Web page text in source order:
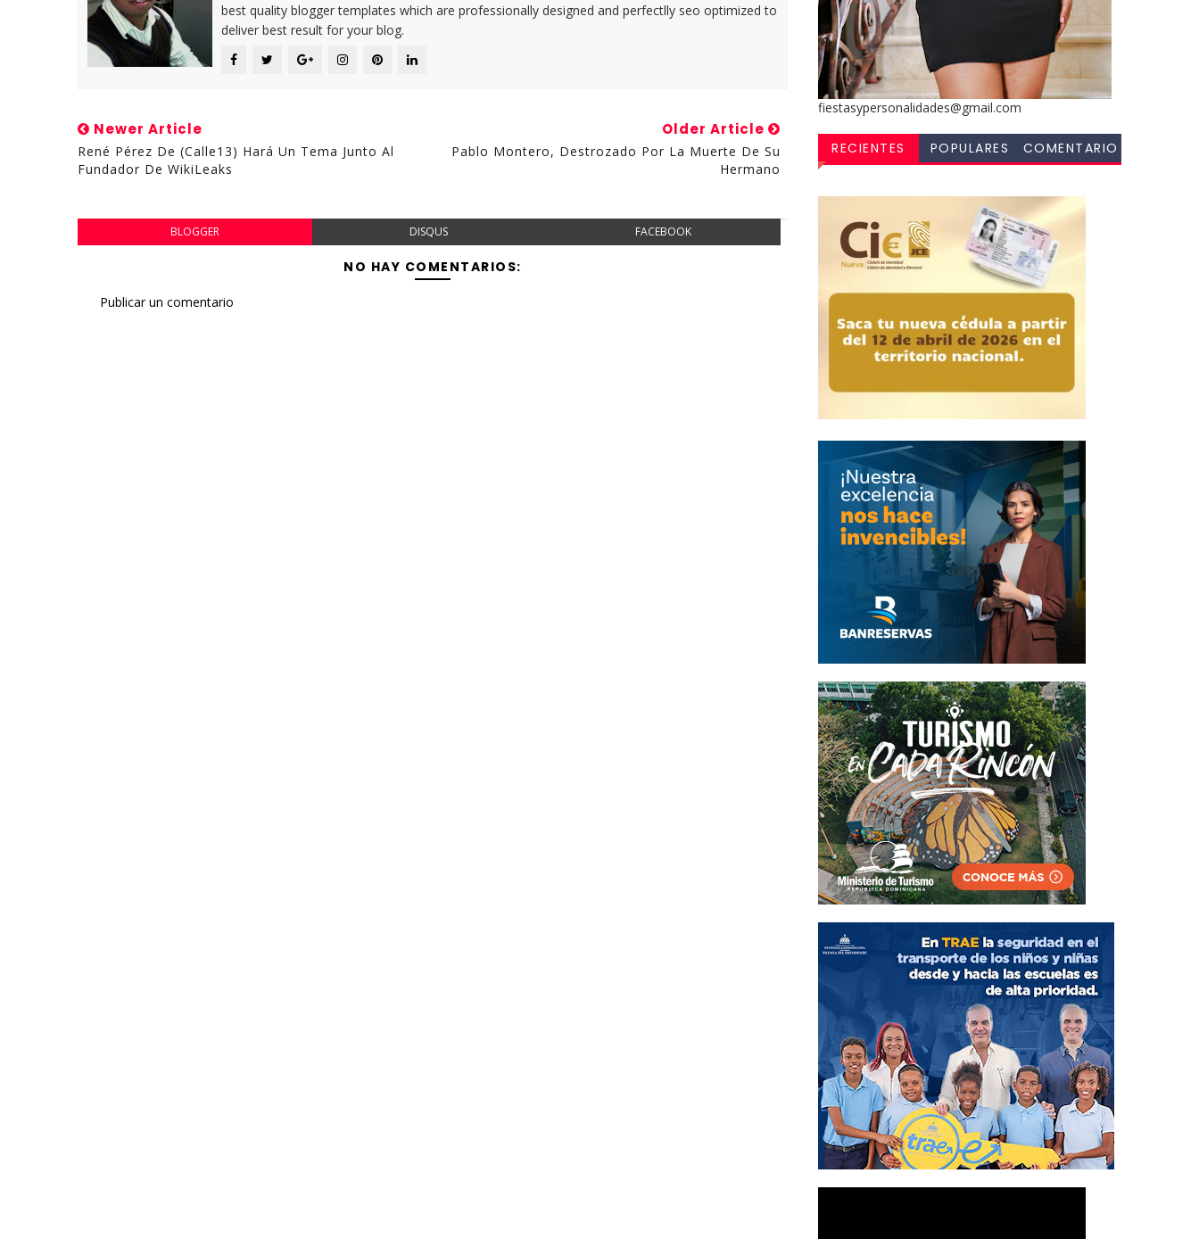
best quality blogger templates which are professionally designed and perfectlly seo optimized to
deliver best result for your blog.
Newer Article
René Pérez De (Calle13) Hará Un Tema Junto Al
Fundador De WikiLeaks
Older Article
Pablo Montero, Destrozado Por La Muerte De Su
Hermano
BLOGGER DISQUS FACEBOOK
NO HAY COMENTARIOS:
Publicar un comentario
fiestasypersonalidades@gmail.com
RECIENTES POPULARES
COMENTARIO